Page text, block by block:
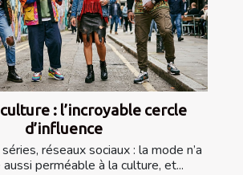
: l’incroyable cercle
d’influence
réseaux sociaux : la mode n’a
perméable à la culture, et...